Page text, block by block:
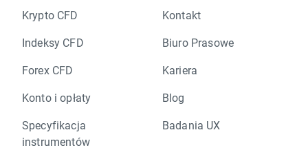
Krypto CFD
Indeksy CFD
Forex CFD
Konto i opłaty
Specyfikacja
instrumentów
Kontakt
Biuro Prasowe
Kariera
Blog
Badania UX